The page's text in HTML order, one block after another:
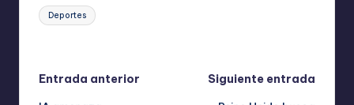
Etiquetas:
Deportes
Navegación
Entrada anterior
Siguiente entrada